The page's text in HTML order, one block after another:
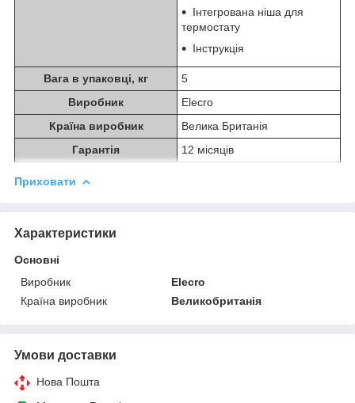
Інтегрована ніша для
термостату
Інструкція
Вага в упаковці, кг
5
Виробник
Elecro
Країна виробник
Велика Британія
Гарантія
12 місяців
Приховати
Характеристики
Основні
Виробник
Elecro
Країна виробник
Великобританія
Умови доставки
Нова Пошта